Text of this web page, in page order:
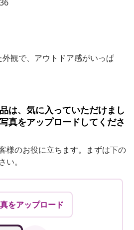
観で、アウトドア感がいっぱ
は、気に入っていただけまし
真をアップロードしてくださ
様のお役に立ちます。まずは下の
い。
をアップロード